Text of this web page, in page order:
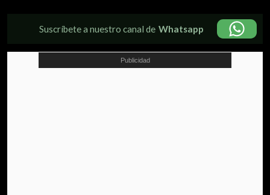
Suscríbete a nuestro canal de Whatsapp